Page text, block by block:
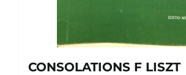
CONSOLATIONS F LISZT